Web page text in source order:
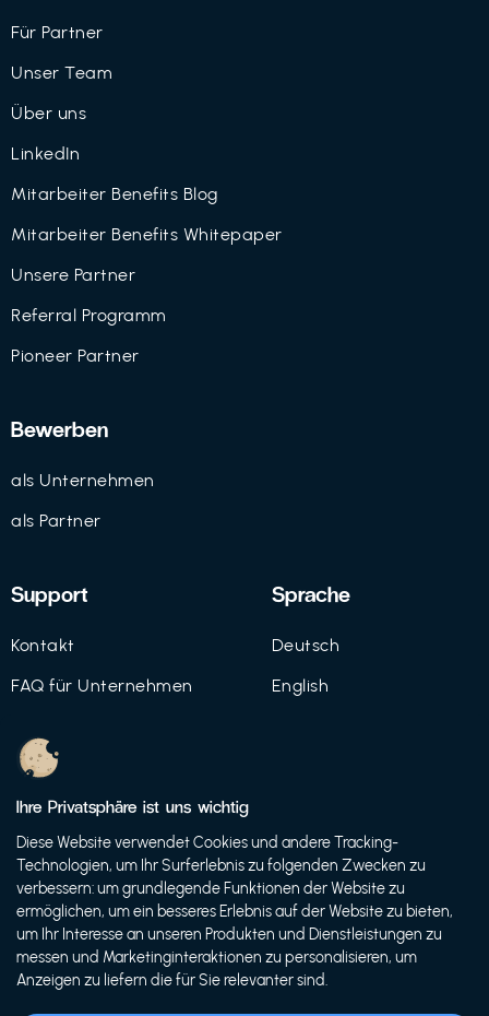
Für Partner
Unser Team
Über uns
LinkedIn
Mitarbeiter Benefits Blog
Mitarbeiter Benefits Whitepaper
Unsere Partner
Referral Programm
Pioneer Partner
Bewerben
als Unternehmen
als Partner
Support
Kontakt
FAQ für Unternehmen
Datenschutz
Nutzungsbedingungen
Sprache
Deutsch
English
© 2021 FutureBens GmbH
Ihre Privatsphäre ist uns wichtig
Diese Website verwendet Cookies und andere Tracking-
Technologien, um Ihr Surferlebnis zu folgenden Zwecken zu
verbessern: um grundlegende Funktionen der Website zu
ermöglichen, um ein besseres Erlebnis auf der Website zu bieten,
um Ihr Interesse an unseren Produkten und Dienstleistungen zu
messen und Marketinginteraktionen zu personalisieren, um
Anzeigen zu liefern die für Sie relevanter sind.